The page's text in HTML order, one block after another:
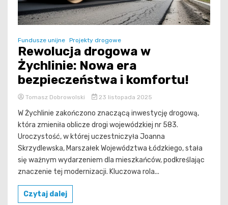
Fundusze unijne Projekty drogowe
Rewolucja drogowa w
Żychlinie: Nowa era
bezpieczeństwa i komfortu!
Tomasz Dobrowolski 23 listopada 2025
W Żychlinie zakończono znaczącą inwestycję drogową,
która zmieniła oblicze drogi wojewódzkiej nr 583.
Uroczystość, w której uczestniczyła Joanna
Skrzydlewska, Marszałek Województwa Łódzkiego, stała
się ważnym wydarzeniem dla mieszkańców, podkreślając
znaczenie tej modernizacji. Kluczowa rola...
Czytaj dalej